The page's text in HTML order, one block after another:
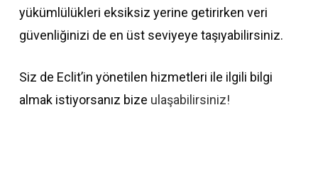
yükümlülükleri eksiksiz yerine getirirken veri
güvenliğinizi de en üst seviyeye taşıyabilirsiniz.
Siz de Eclit’in yönetilen hizmetleri ile ilgili bilgi
almak istiyorsanız bize ulaşabilirsiniz!